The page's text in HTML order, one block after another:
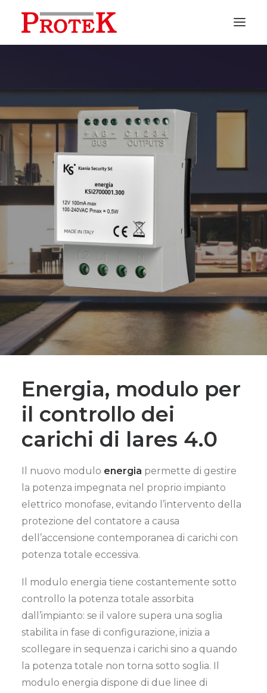
NEWS
CONTATTI
PREVENTIVI
ASSISTENZA
Energia, modulo per
il controllo dei
carichi di lares 4.0
Il nuovo modulo energia permette di gestire
la potenza impegnata nel proprio impianto
elettrico monofase, evitando l’intervento della
protezione del contatore a causa
dell’accensione contemporanea di carichi con
potenza totale eccessiva.
Il modulo energia tiene costantemente sotto
controllo la potenza totale assorbita
dall’impianto: se il valore supera una soglia
stabilita in fase di configurazione, inizia a
scollegare in sequenza i carichi sino a quando
la potenza totale non torna sotto soglia. Il
modulo energia dispone di due linee di